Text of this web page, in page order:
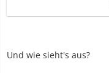
Und wie sieht's aus?